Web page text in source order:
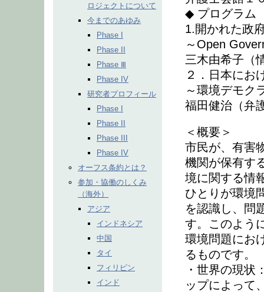
ロジェクトについて
今までのあゆみ
Phase I
Phase II
Phase Ⅲ
Phase IV
研究者プロフィール
Phase I
Phase II
Phase III
Phase IV
オーフス条約とは？
参加・協働のしくみ
（海外）
アジア
インドネシア
中国
タイ
フィリピン
インド
◆ プログラム
1.開かれた政
～Open
三木由希子（
２．日本にお
～環境デモク
福田健治（弁
＜概要＞
市民が、有害
機関が保有す
境に関する情
ひとりが環境
を認識し、問
す。このよう
環境問題にお
るものです。
・世界の現状
ップによって